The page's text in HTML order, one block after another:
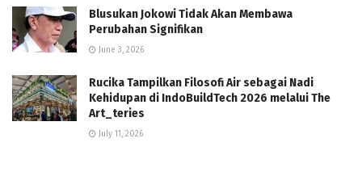
Blusukan Jokowi Tidak Akan Membawa
Perubahan Signifikan
June 3, 2026
Rucika Tampilkan Filosofi Air sebagai Nadi
Kehidupan di IndoBuildTech 2026 melalui The
Art_teries
July 11, 2026